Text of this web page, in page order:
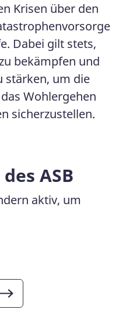
Krisen über den
Dabei gilt stets,
bekämpfen und
stärken, um die
Wohlergehen
sicherzustellen.
ASB
aktiv, um